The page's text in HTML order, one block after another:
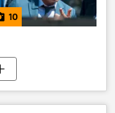
10